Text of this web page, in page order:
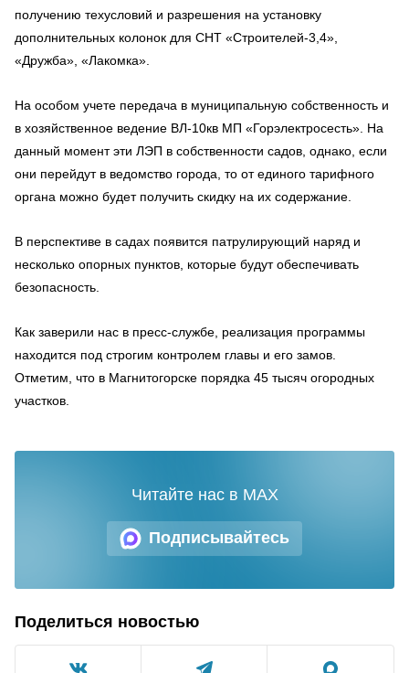
получению техусловий и разрешения на установку
дополнительных колонок для СНТ «Строителей-3,4»,
«Дружба», «Лакомка».
На особом учете передача в муниципальную собственность и
в хозяйственное ведение ВЛ-10кв МП «Горэлектросесть». На
данный момент эти ЛЭП в собственности садов, однако, если
они перейдут в ведомство города, то от единого тарифного
органа можно будет получить скидку на их содержание.
В перспективе в садах появится патрулирующий наряд и
несколько опорных пунктов, которые будут обеспечивать
безопасность.
Как заверили нас в пресс-службе, реализация программы
находится под строгим контролем главы и его замов.
Отметим, что в Магнитогорске порядка 45 тысяч огородных
участков.
Подписывайтесь
Читайте нас в MAX
Поделиться новостью